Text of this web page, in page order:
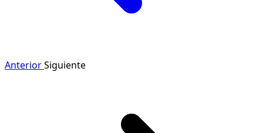
AnteriorSiguiente